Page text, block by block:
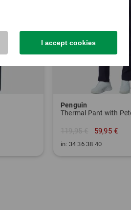
Penguin
119,95 € 59,95 €
in: 34 36 38 40
I accept cookies